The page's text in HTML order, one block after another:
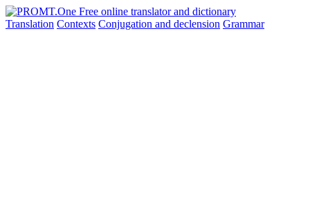
Translation Contexts Conjugation and declension Grammar